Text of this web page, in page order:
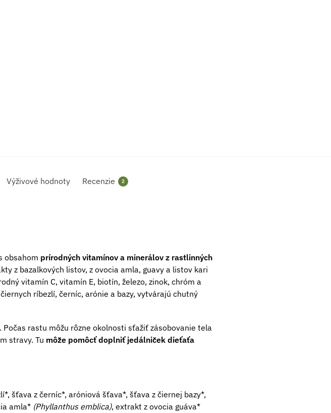
Výživové hodnoty Recenzie 2
obsahom prírodných vitamínov a minerálov z rastlinných
z bazalkových listov, z ovocia amla, guavy a listov kari
vitamín C, vitamín E, biotín, železo, zinok, chróm a
ríbezlí, černíc, arónie a bazy, vytvárajú chutný
rastu môžu rôzne okolnosti sťažiť zásobovanie tela
stravy. Tu môže pomôcť doplniť jedálniček dieťaťa
šťava z černíc*, aróniová šťava*, šťava z čiernej bazy*,
amla* (Phyllanthus emblica), extrakt z ovocia guáva*